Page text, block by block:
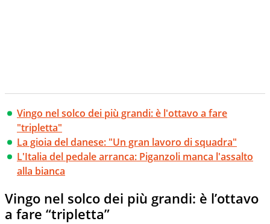
Vingo nel solco dei più grandi: è l'ottavo a fare
"tripletta"
La gioia del danese: "Un gran lavoro di squadra"
L'Italia del pedale arranca: Piganzoli manca l'assalto
alla bianca
Vingo nel solco dei più grandi: è l’ottavo
a fare “tripletta”